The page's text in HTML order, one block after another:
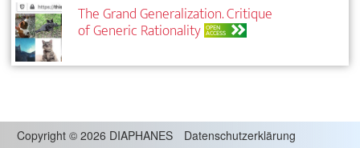
The Grand Generalization. Critique
of Generic Rationality OPEN
ACCESS
Copyright © 2026 DIAPHANES Datenschutzerklärung